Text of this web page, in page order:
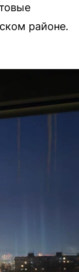
районе.